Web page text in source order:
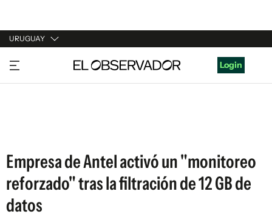
URUGUAY
URUGUAY
ARGENTINA
Login
Empresa de Antel activó un "monitoreo
reforzado" tras la filtración de 12 GB de
datos